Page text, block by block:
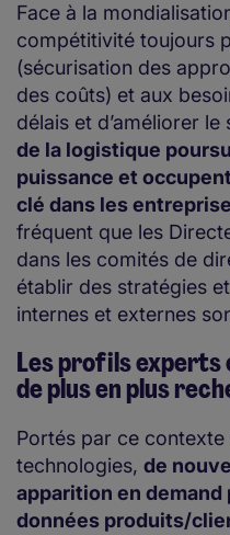
Face à la
compétitivité toujours
(sécurisation des
des coûts) et aux
délais et d’améliorer
de la logistique
puissance et
clé dans les
fréquent que les
dans les comités de
établir des stratégies
internes et externes
Les profils experts
de plus en plus
Portés par ce
technologies, de
apparition en
données produits/